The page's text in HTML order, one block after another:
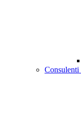
Consulenti